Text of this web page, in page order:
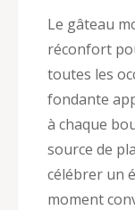
Le gâteau
réconfort
toutes les
fondante
à chaque
source de
célébrer un
moment